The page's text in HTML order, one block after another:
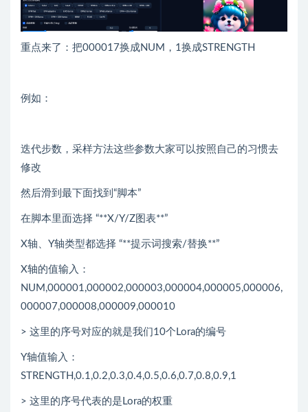
重点来了：把000017换成NUM，1换成STRENGTH
例如：
迭代步数，采样方法这些参数大家可以按照自己的习惯去
修改
然后滑到最下面找到“脚本”
在脚本里面选择 “**X/Y/Z图表**”
X轴、Y轴类型都选择 “**提示词搜索/替换**”
X轴的值输入：
NUM,000001,000002,000003,000004,000005,000006,
000007,000008,000009,000010
> 这里的序号对应的就是我们10个Lora的编号
Y轴值输入：
STRENGTH,0.1,0.2,0.3,0.4,0.5,0.6,0.7,0.8,0.9,1
> 这里的序号代表的是Lora的权重